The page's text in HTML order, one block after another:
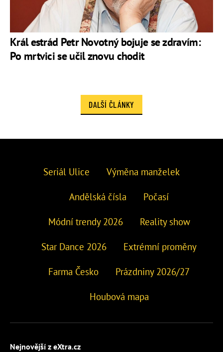
Král estrád Petr Novotný bojuje se zdravím:
Po mrtvici se učil znovu chodit
DALŠÍ ČLÁNKY
Seriál Ulice Výměna manželek
Andělská čísla Počasí
Módní trendy 2026 Reality show
Star Dance 2026 Extrémní proměny
Farma Česko Prázdniny 2026/27
Houbová mapa
Nejnovější z eXtra.cz